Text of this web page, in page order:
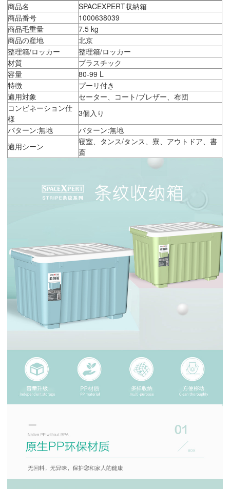
商品名
SPACEXPERT収納箱
商品番号
1000638039
商品毛重量
7.5 kg
商品の産地
北京
整理箱/ロッカー
整理箱/ロッカー
材質
プラスチック
容量
80-99 L
特徴
プーリ付き
適用対象
セーター、コート/ブレザー、布団
コンビネーション仕
様
3個入り
パターン:無地
パターン:無地
適用シーン
寝室、タンス/タンス、寮、アウトドア、書
斎